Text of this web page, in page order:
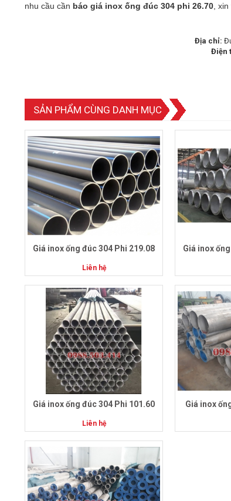
nhu cầu cần báo giá inox ống đúc 304 phi 26.70 ,
Địa chỉ:
Điện
SẢN PHẨM CÙNG DANH MỤC
Giá inox ống đúc 304 Phi 219.08
Liên hệ
Giá inox
Giá inox ống đúc 304 Phi 101.60
Liên hệ
Giá inox